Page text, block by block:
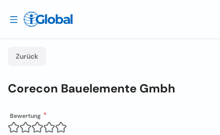
Zurück
Corecon Bauelemente Gmbh
Bewertung